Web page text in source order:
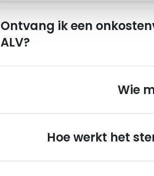
Ontvang ik een
ALV?
Wie
Hoe werkt het